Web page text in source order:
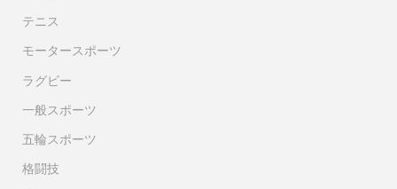
テニス
モータースポーツ
ラグビー
一般スポーツ
五輪スポーツ
格闘技